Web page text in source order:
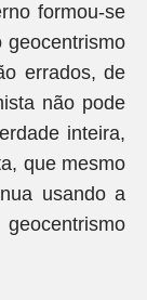
formou-se
geocentrismo
errados, de
não pode
inteira,
que mesmo
usando a